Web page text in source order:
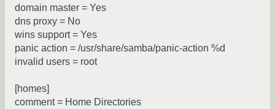
domain master = Yes
dns proxy = No
wins support = Yes
panic action = /usr/share/samba/panic-action %d
invalid users = root
[homes]
comment = Home Directories